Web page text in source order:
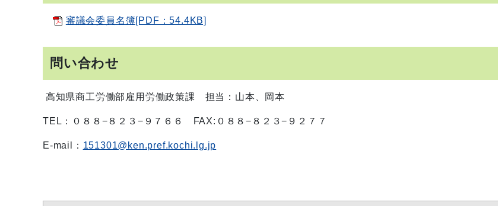
審議会委員名簿[PDF：54.4KB]
問い合わせ
高知県商工労働部雇用労働政策課 担当：山本、岡本
TEL：０８８−８２３−９７６６ FAX:０８８−８２３−９２７７
E-mail： 151301@ken.pref.kochi.lg.jp